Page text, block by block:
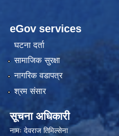
eGov services
घटना दर्ता
सामाजिक सुरक्षा
नागरिक वडापत्र
श्रम संसार
सूचना अधिकारी
नामः देवराज तिमिल्सेना